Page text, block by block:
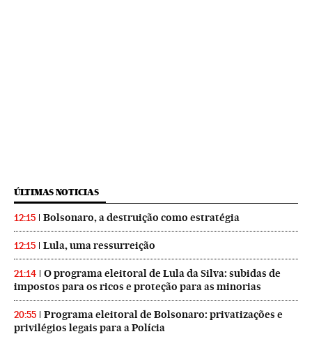
ÚLTIMAS NOTICIAS
12:15 Bolsonaro, a destruição como estratégia
12:15 Lula, uma ressurreição
21:14
O programa eleitoral de Lula da Silva: subidas de
impostos para os ricos e proteção para as minorias
20:55
Programa eleitoral de Bolsonaro: privatizações e
privilégios legais para a Polícia